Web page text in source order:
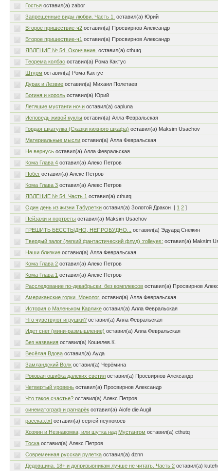
Гостья оставил(а) zabor
Запрещенные виды любви. Часть 1.
оставил(а) Юрий
Второе пришествие-ч2 оставил(а) Просвирнов Александр
Второе пришествие-ч1 оставил(а) Просвирнов Александр
ЯВЛЕНИЕ № 54. Окончание. оставил(а) cthutq
Теорема колбас оставил(а) Рома Кактус
Штурм оставил(а) Рома Кактус
Дурак и Лезвие оставил(а) Михаил Полетаев
Богиня и король оставил(а) Юрий
Летящие мустанги ночи оставил(а) capluna
Исповедь живой куклы оставил(а) Алла Февральская
Гордая шкатулка (Сказки кижного шкафа) оставил(а) Maksim Usachov
Материальные мысли оставил(а) Алла Февральская
Не вернусь оставил(а) Алла Февральская
Кома Глава 4 оставил(а) Алекс Петров
Побег оставил(а) Алекс Петров
Кома Глава 3 оставил(а) Алекс Петров
ЯВЛЕНИЕ № 54. Часть 1 оставил(а) cthutq
Один день из жизни Табуретки оставил(а) Золотой Дракон [ 1 2 ]
Пейзажи и портреты оставил(а) Maksim Usachov
ГРЕШИТЬ БЕССТЫДНО, НЕПРОБУДНО...
оставил(а) Эдуард Снежин
Твердый залог (легкий фантастический флуд) :rolleyes: оставил(а) Maksim
Наши близкие оставил(а) Алла Февральская
Кома Глава 2 оставил(а) Алекс Петров
Кома Глава 1 оставил(а) Алекс Петров
Расследование по-декабрьски: без комплексов оставил(а) Просвирнов
Американские горки. Монолог. оставил(а) Алла Февральская
История о Маленьком Карлике оставил(а) Алла Февральская
Что чувствуют игрушки? оставил(а) Алла Февральская
Идет снег (мини-размышление) оставил(а) Алла Февральская
Без названия оставил(а) Кошелев.К.
Весёлая Вдова оставил(а) Ауда
Замландский Волк оставил(а) Черёмина
Роковая ошибка далеких светил оставил(а) Просвирнов Александр
Четвертый уровень оставил(а) Просвирнов Александр
Что такое счастье? оставил(а) Алекс Петров
синематограф и рагнарёк оставил(а) Aiofe die Augil
рассказ.txt оставил(а) сергей неупокоев
Хозяин и Незнакомка, или шутка над Мустангом оставил(а) cthutq
Тоска оставил(а) Алекс Петров
Современная русская рулетка оставил(а) dznn
Дедовщина. 18+ и допризывникам лучше не читать. Часть 2 оставил(а)